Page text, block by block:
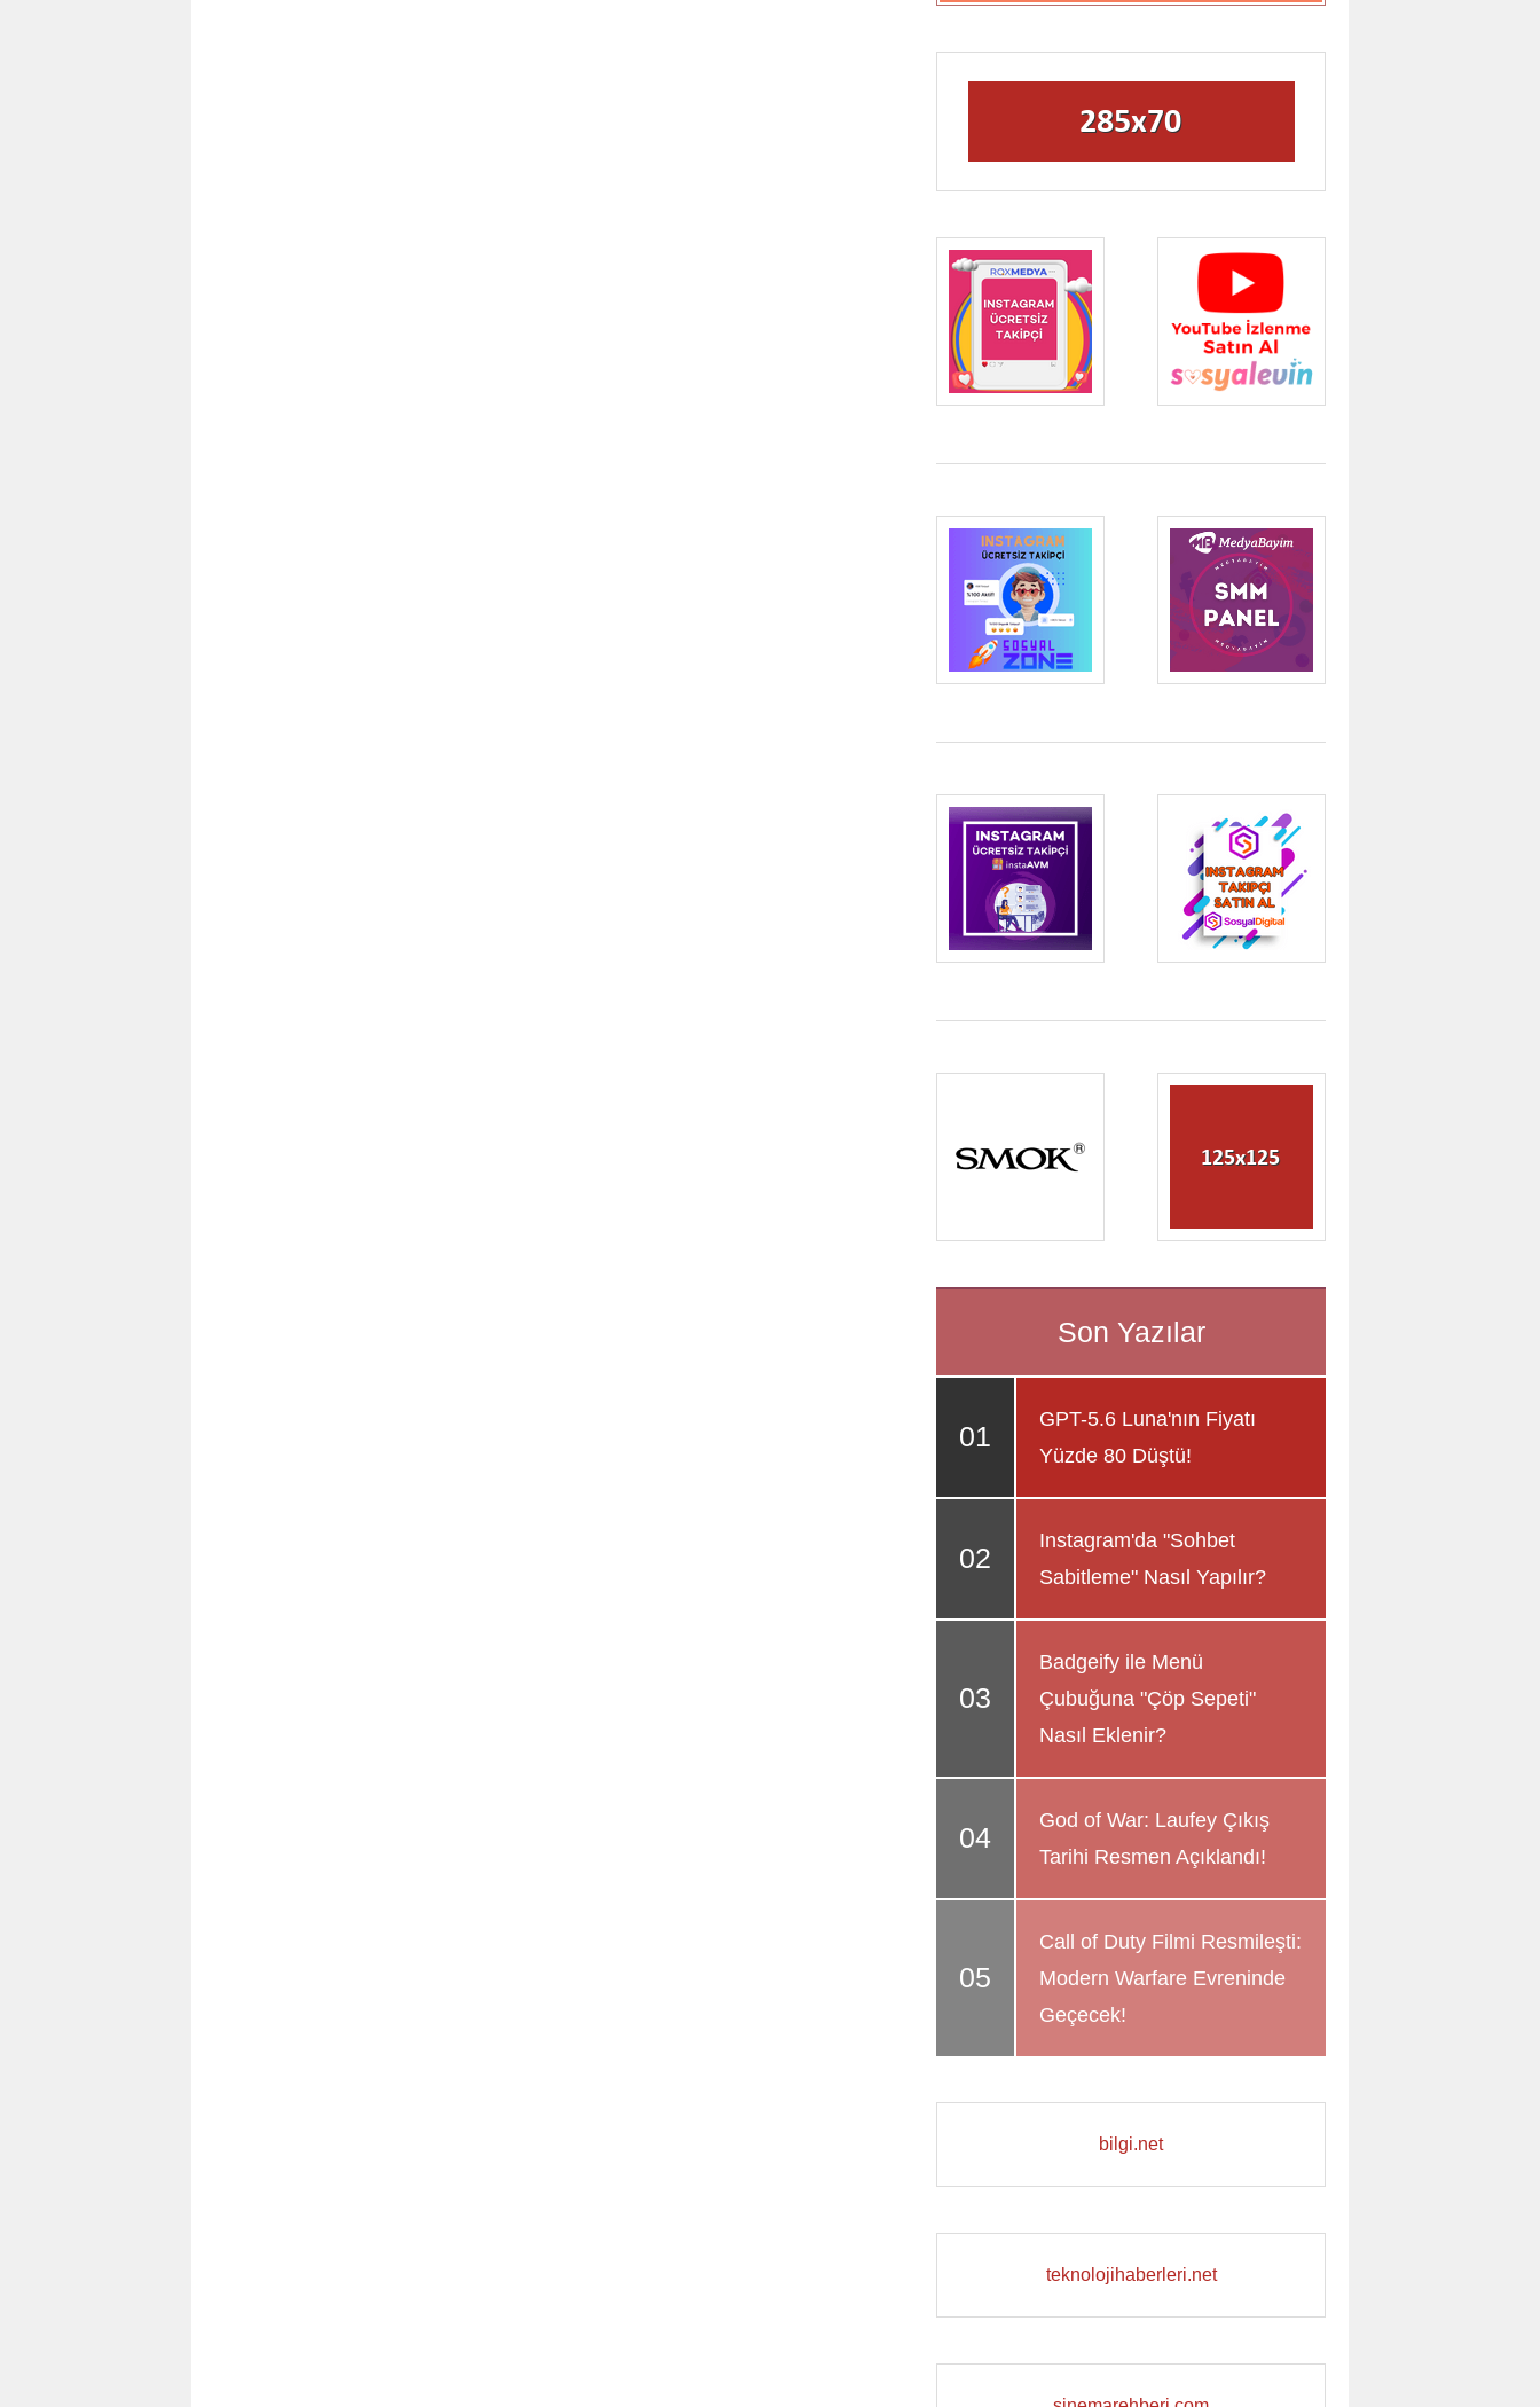
GPT-5.6 Luna'nın Fiyatı
Yüzde 80 Düştü!
Instagram'da "Sohbet
Sabitleme" Nasıl Yapılır?
Badgeify ile Menü
Çubuğuna "Çöp Sepeti"
Nasıl Eklenir?
God of War: Laufey Çıkış
Tarihi Resmen Açıklandı!
Call of Duty Filmi Resmileşti:
Modern Warfare Evreninde
Geçecek!
bilgi.net
teknolojihaberleri.net